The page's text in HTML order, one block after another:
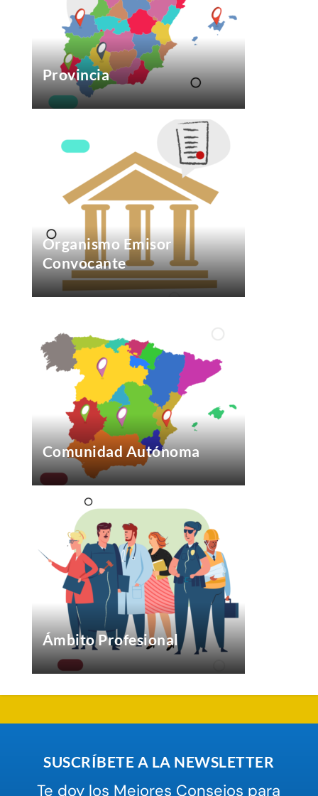
Provincia
Organismo Emisor
Convocante
Comunidad Autónoma
Ámbito Profesional
SUSCRÍBETE A LA NEWSLETTER
Te doy los Mejores Consejos para